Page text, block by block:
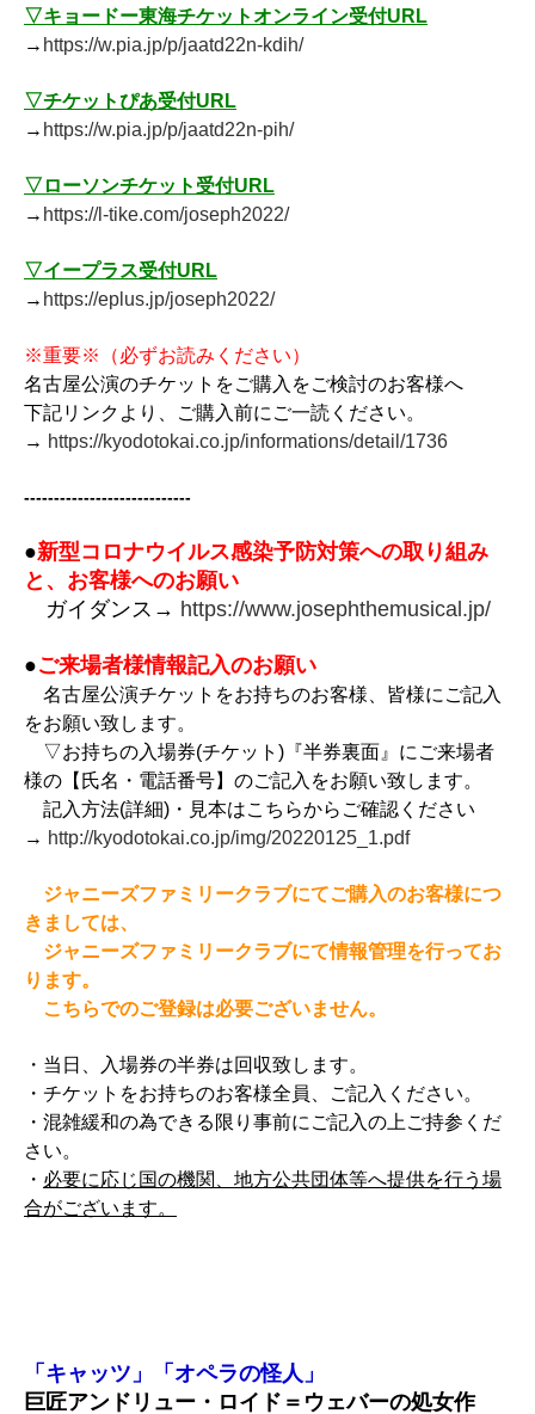
▽キョードー東海チケットオンライン受付URL
→ https://w.pia.jp/p/jaatd22n-kdih/
▽チケットぴあ受付URL
→ https://w.pia.jp/p/jaatd22n-pih/
▽ローソンチケット受付URL
→ https://l-tike.com/joseph2022/
▽イープラス受付URL
→ https://eplus.jp/joseph2022/
※重要※（必ずお読みください）
名古屋公演のチケットをご購入をご検討のお客様へ
下記リンクより、ご購入前にご一読ください。
→ https://kyodotokai.co.jp/informations/detail/1736
----------------------------
●新型コロナウイルス感染予防対策への取り組み
と、お客様へのお願い
ガイダンス→ https://www.josephthemusical.jp/
●ご来場者様情報記入のお願い
名古屋公演チケットをお持ちのお客様、皆様にご記入
をお願い致します。
▽お持ちの入場券(チケット)『半券裏面』にご来場者
様の【氏名・電話番号】のご記入をお願い致します。
記入方法(詳細)・見本はこちらからご確認ください
→ http://kyodotokai.co.jp/img/20220125_1.pdf
ジャニーズファミリークラブにてご購入のお客様につ
きましては、
ジャニーズファミリークラブにて情報管理を行ってお
ります。
こちらでのご登録は必要ございません。
・当日、入場券の半券は回収致します。
・チケットをお持ちのお客様全員、ご記入ください。
・混雑緩和の為できる限り事前にご記入の上ご持参くだ
さい。
・ 必要に応じ国の機関、地方公共団体等へ提供を行う場
合がございます。
「キャッツ」「オペラの怪人」
巨匠アンドリュー・ロイド＝ウェバーの処女作